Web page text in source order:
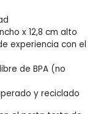
x 12,8 cm alto
experiencia con el
de BPA (no
y reciclado